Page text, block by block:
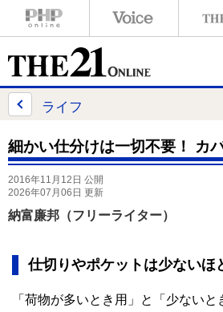
ライフ
細かい仕分けは一切不要！ カ
2016年11月12日 公開
2026年07月06日 更新
納富廉邦（フリーライター）
仕切りやポケットは少ないほ
「荷物が多いとき用」と「少ない